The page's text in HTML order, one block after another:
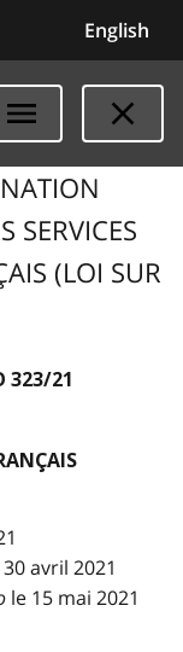
English
SERVICES
(LOI SUR
323/21
avril 2021
le 15 mai 2021